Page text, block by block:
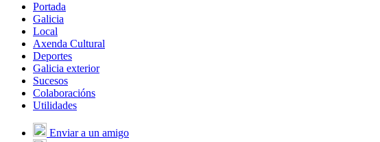
Portada
Galicia
Local
Axenda Cultural
Deportes
Galicia exterior
Sucesos
Colaboracións
Utilidades
Enviar a un amigo